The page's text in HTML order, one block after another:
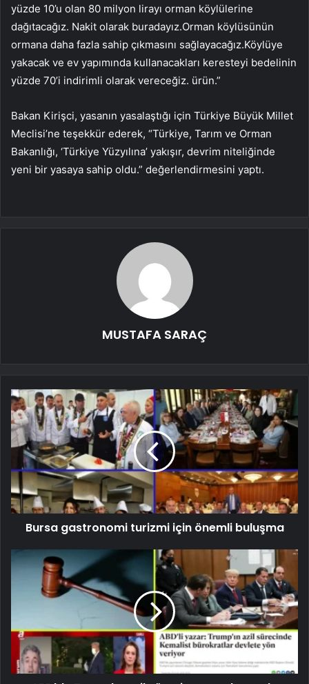
yüzde 10’u olan 80 milyon lirayı orman köylülerine
dağıtacağız. Nakit olarak buradayız.Orman köylüsünün
ormana daha fazla sahip çıkmasını sağlayacağız.Köylüye
yakacak ve ev yapımında kullanacakları keresteyi bedelinin
yüzde 70’i indirimli olarak vereceğiz. ürün.”
Bakan Kirişci, yasanın yasalaştığı için Türkiye Büyük Millet
Meclisi’ne teşekkür ederek, “Türkiye, Tarım ve Orman
Bakanlığı, ‘Türkiye Yüzyılına’ yakışır, devrim niteliğinde
yeni bir yasaya sahip oldu.” değerlendirmesini yaptı.
MUSTAFA SARAÇ
Bursa gastronomi turizmi için önemli buluşma